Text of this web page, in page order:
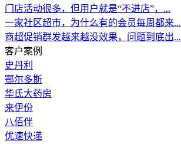
门店活动很多，但用户就是“不进店”，...
一家社区超市，为什么有的会员每周都来...
商超促销群发越来越没效果，问题到底出...
客户案例
史丹利
鄂尔多斯
华氏大药房
来伊份
八佰伴
优速快递